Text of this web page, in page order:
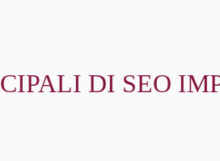
DI SEO